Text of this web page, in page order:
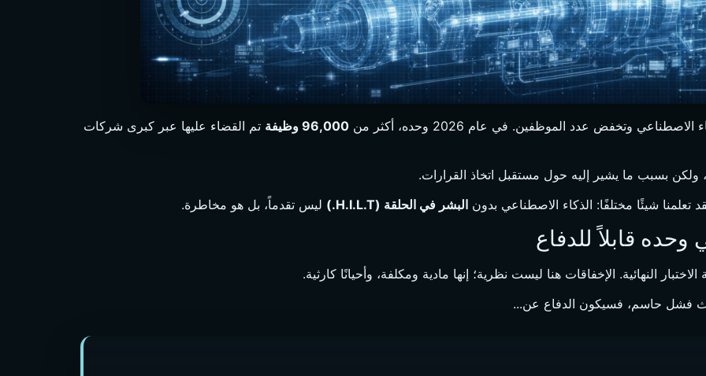
وتخفض عدد الموظفين. في عام 2026 وحده، أكثر من 96,000 وظيفة تم القضاء عليها عبر كبرى شركات
بسبب ما يشير إليه حول مستقبل اتخاذ القرارات.
تعلمنا شيئًا مختلفًا: الذكاء الاصطناعي بدون البشر في الحلقة (H.I.L.T.) ليس تقدماً، بل هو مخاطرة.
وحده قابلاً للدفاع
النهائية. الإخفاقات هنا ليست نظرية؛ إنها مادية ومكلفة، وأحيانًا كارثية.
فشل حاسم، فسيكون الدفاع عن...